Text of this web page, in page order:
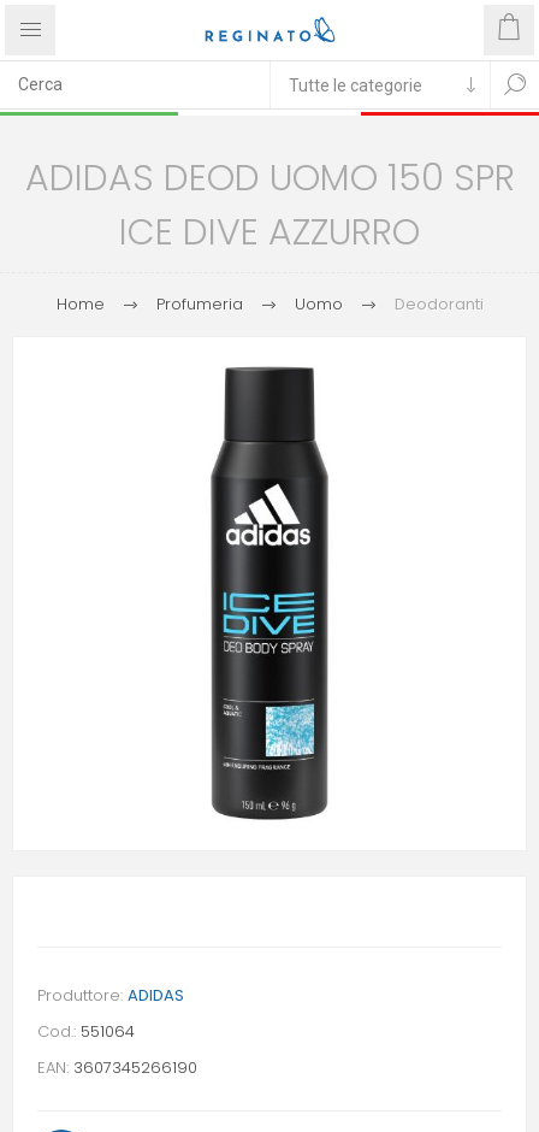
ADIDAS DEOD UOMO 150 SPR
ICE DIVE AZZURRO
Home Profumeria Uomo Deodoranti
Produttore: ADIDAS
Cod.: 551064
EAN: 3607345266190